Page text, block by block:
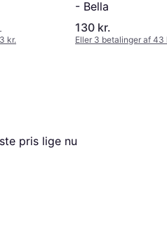
kr.
- Bella
130 kr.
Eller 3 betalinger af 43
pris lige nu